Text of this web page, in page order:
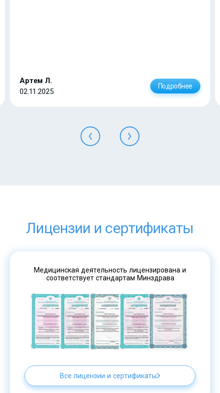
Артем Л.
02.11.2025
Подробнее
Лицензии и сертификаты
Медицинская деятельность лицензирована и
соответствует стандартам Минздрава
Все лицензии и сертификаты